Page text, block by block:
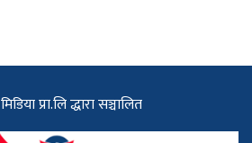
प्रा.लि द्धारा सञ्चालित